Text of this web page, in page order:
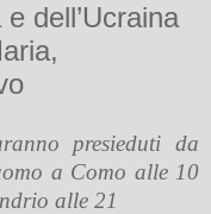
dell’Ucraina
presieduti da
a Como alle 10
alle 21